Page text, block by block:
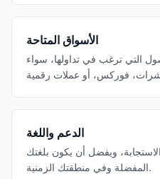
الأسواق المتاحة
التي ترغب في تداولها، سواء
الدعم واللغة
ويفضل أن يكون بلغتك
المفضلة وفي منطقتك الزمنية.